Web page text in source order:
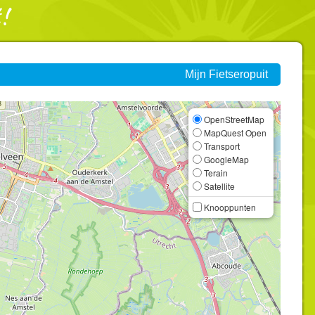
Mijn Fietseropuit
OpenStreetMap
MapQuest Open
Transport
GoogleMap
Terain
Satellite
Knooppunten